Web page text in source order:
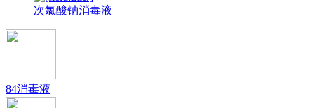
次氯酸钠消毒液
84消毒液